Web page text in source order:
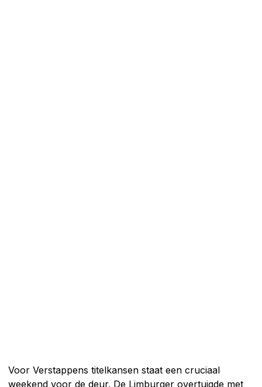
Voor Verstappens titelkansen staat een cruciaal
weekend voor de deur. De Limburger overtuigde met